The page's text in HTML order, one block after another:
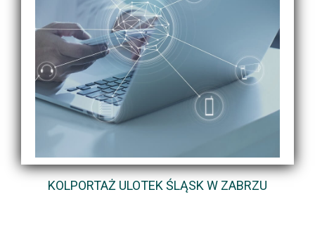
KOLPORTAŻ ULOTEK ŚLĄSK W ZABRZU